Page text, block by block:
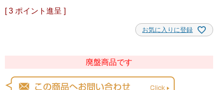
[ 3 ポイント進呈 ]
お気に入りに登録
廃盤商品です